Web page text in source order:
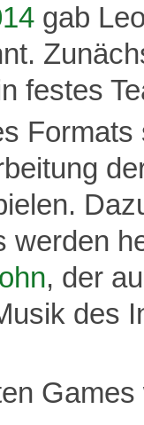
gab
festes
werden
, der
des